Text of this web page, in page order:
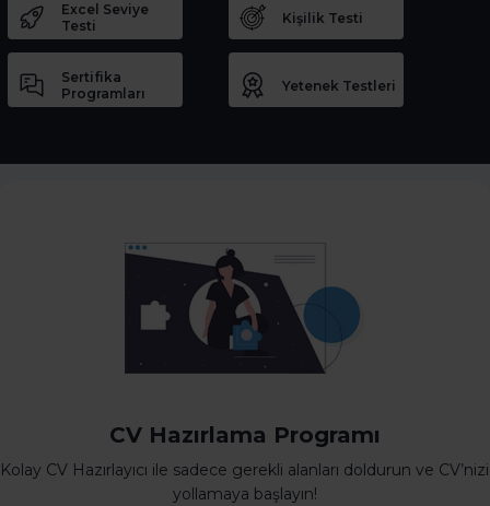
Excel Seviye
Testi
Kişilik Testi
Sertifika
Programları
Yetenek Testleri
CV Hazırlama Programı
Kolay CV Hazırlayıcı ile sadece gerekli alanları doldurun ve CV’nizi
yollamaya başlayın!